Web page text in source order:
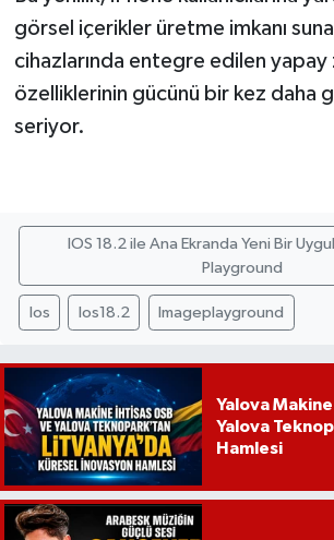
görsel içerikler üretme imkanı
cihazlarında entegre edilen yapay
özelliklerinin gücünü bir kez daha
seriyor.
IOS 18.2 ile Ana Ekranda Yeni Bir
Playground
Ios Ios18.2 Imageplayground
Yalova
Yalova
Hamlesi